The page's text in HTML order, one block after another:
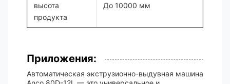
высота
продукта
До 10000 мм
Приложения:
Автоматическая экструзионно-выдувная машина